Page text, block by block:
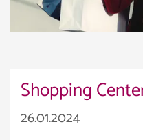
Shopping
26.01.2024